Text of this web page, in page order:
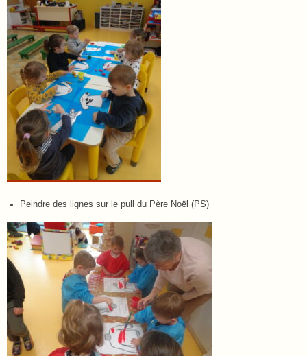
Peindre des lignes sur le pull du Père Noël (PS)